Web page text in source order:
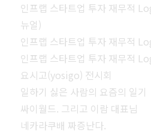
인프랩 스타트업 투자 재무적
뉴얼)
인프랩 스타트업 투자 재무적
인프랩 스타트업 투자 재무적
요시고(yosigo) 전시회
일하기 싫은 사람의 요즘의 일기
싸이월드. 그리고 이람 대표님
네카라쿠배 짜증난다.